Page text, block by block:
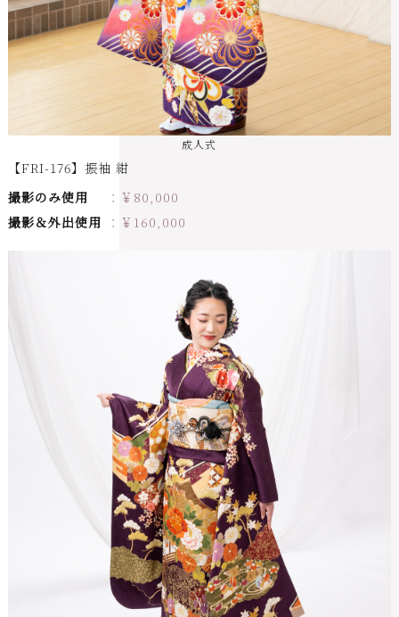
成人式
【FRI-176】振袖 紺
撮影のみ使用
￥ 80,000
撮影＆外出使用
￥ 160,000